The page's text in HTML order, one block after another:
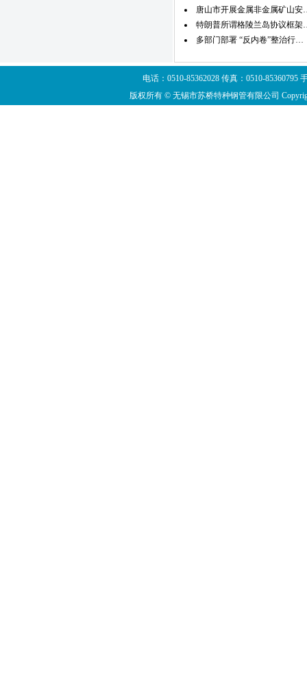
唐山市开展金属非金属矿山
特朗普所谓格陵兰岛协议框
多部门部署 “反内卷”整治行…
电话：0510-85362028 传真：0510-
版权所有 © 无锡市苏桥特种钢管有限公司